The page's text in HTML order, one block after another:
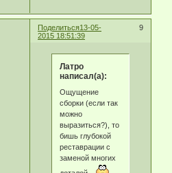
Поделиться 9
13-05-
2015 18:51:39
Латро
написал(а):
Ощущение
сборки (если так
можно
выразиться?), то
бишь глубокой
реставрации с
заменой многих